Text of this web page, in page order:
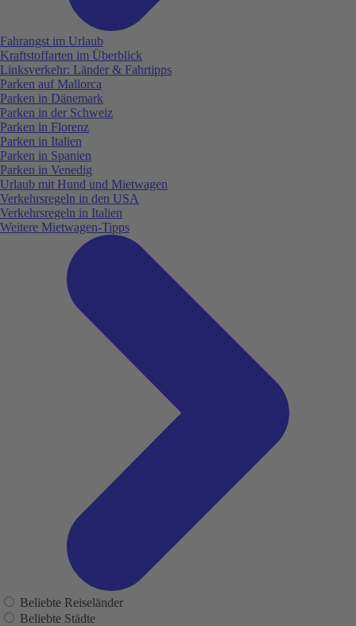
Fahrangst im Urlaub
Kraftstoffarten im Überblick
Linksverkehr: Länder & Fahrtipps
Parken auf Mallorca
Parken in Dänemark
Parken in der Schweiz
Parken in Florenz
Parken in Italien
Parken in Spanien
Parken in Venedig
Urlaub mit Hund und Mietwagen
Verkehrsregeln in den USA
Verkehrsregeln in Italien
Weitere Mietwagen-Tipps
Beliebte Reiseländer
Beliebte Städte